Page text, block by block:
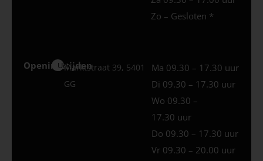
Zo – Gesloten *
Openingstijden
Uden
Marktstraat 39, 5401
GG
Ma 09.30 – 17.30 uur
Di 09.30 – 17.30 uur
Wo 09.30 –
17.30 uur
Do 09.30 – 17.30 uur
Vr 09.30 – 20.00 uur